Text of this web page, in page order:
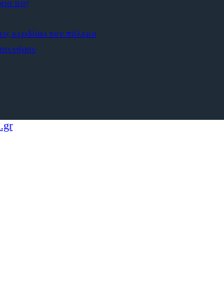
κερδίσει τον πόλεμο